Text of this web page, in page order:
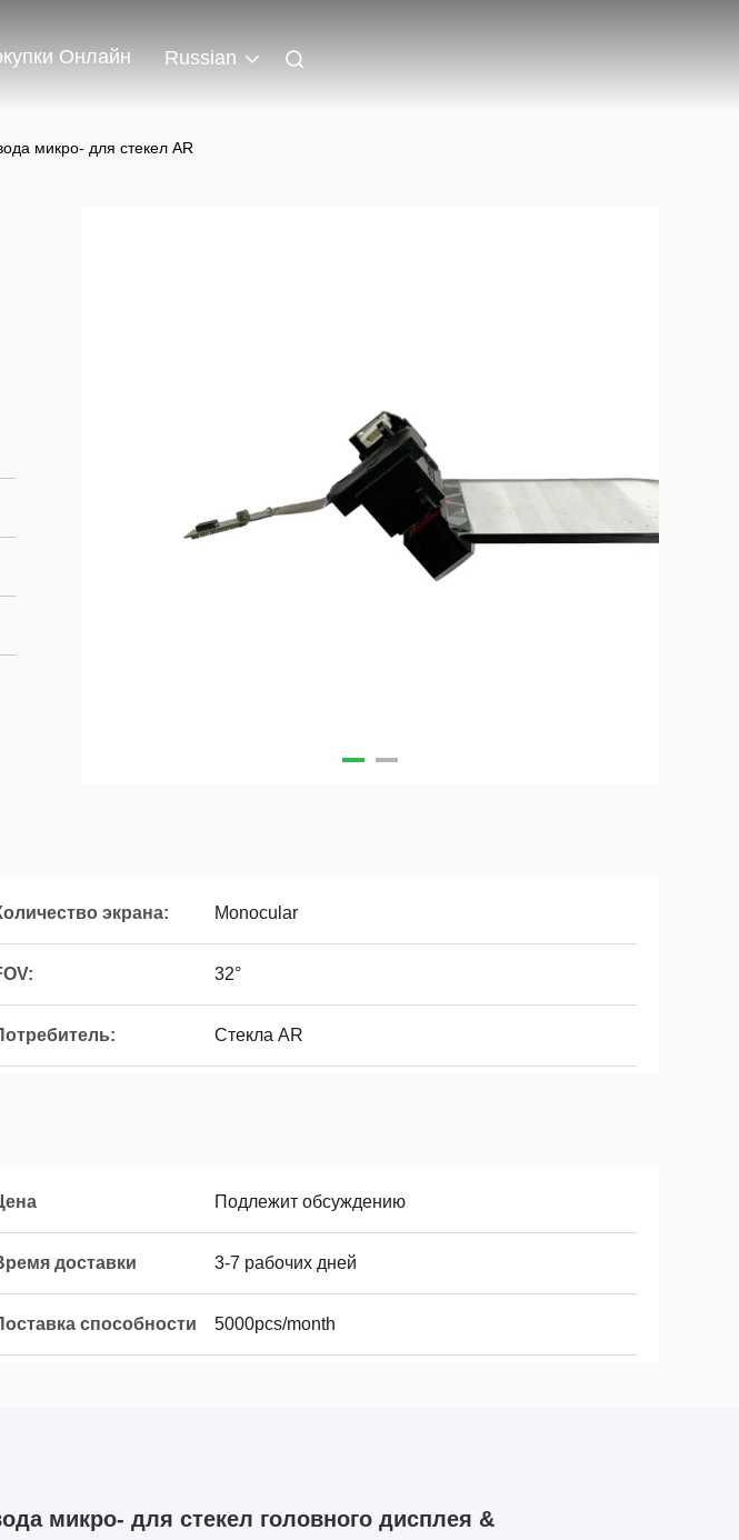
Онлайн Russian
микро- для стекел AR
экрана: Monocular
32°
Стекла AR
Подлежит обсуждению
доставки 3-7 рабочих дней
способности 5000pcs/month
микро- для стекел головного дисплея &